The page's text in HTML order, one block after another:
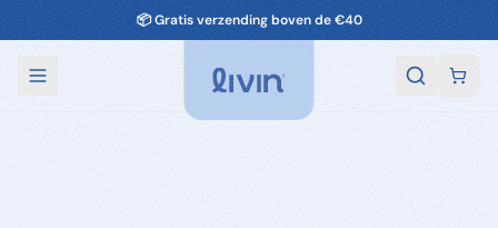
📦 Gratis verzending boven de €40